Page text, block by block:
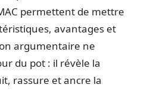
permettent de mettre
avantages et
argumentaire ne
du pot : il révèle la
rassure et ancre la